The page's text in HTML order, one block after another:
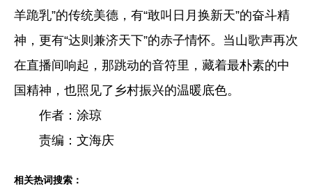
羊跪乳”的传统美德，有“敢叫日月换新天”的奋斗精
神，更有“达则兼济天下”的赤子情怀。当山歌声再次
在直播间响起，那跳动的音符里，藏着最朴素的中
国精神，也照见了乡村振兴的温暖底色。
作者：涂琼
责编：文海庆
相关热词搜索：